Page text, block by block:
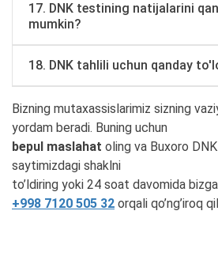
17. DNK testining natijalarini
mumkin?
18. DNK tahlili uchun qanday
Bizning mutaxassislarimiz sizning
yordam beradi. Buning uchun
bepul maslahat oling va Buxoro
saytimizdagi shaklni
to’ldiring yoki 24 soat davomida
+998 7120 505 32 orqali qo’ng’iroq